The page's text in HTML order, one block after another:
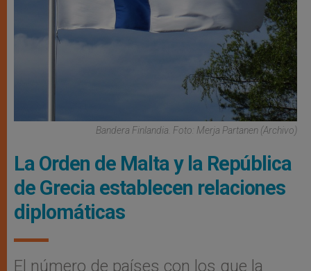
Bandera Finlandia. Foto: Merja Partanen (archivo)
La Orden de Malta y la República
de Grecia establecen relaciones
diplomáticas
El número de países con los que la